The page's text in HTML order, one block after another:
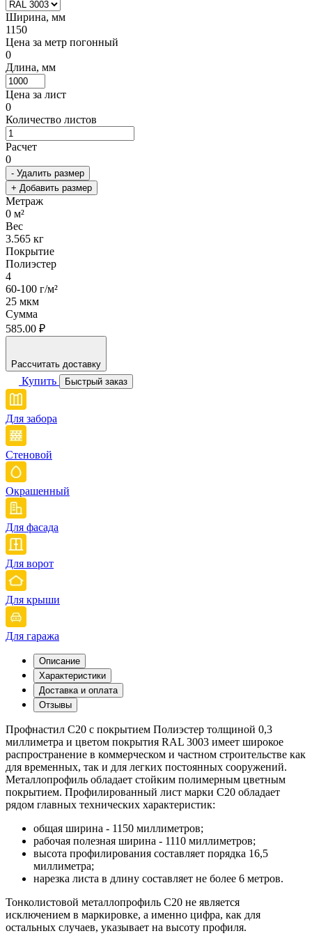
Ширина, мм
1150
Цена за метр погонный
0
Длина, мм
Цена за лист
0
Количество листов
Расчет
0
- Удалить размер
+ Добавить размер
Метраж
0 м²
Вес
3.565 кг
Покрытие
Полиэстер
4
60-100 г/м²
25 мкм
Сумма
585.00 ₽
Рассчитать доставку
Купить Быстрый заказ
Для забора
Стеновой
Окрашенный
Для фасада
Для ворот
Для крыши
Для гаража
Описание
Характеристики
Доставка и оплата
Отзывы
Профнастил С20 с покрытием Полиэстер толщиной 0,3
миллиметра и цветом покрытия RAL 3003 имеет широкое
распространение в коммерческом и частном строительстве как
для временных, так и для легких постоянных сооружений.
Металлопрофиль обладает стойким полимерным цветным
покрытием. Профилированный лист марки С20 обладает
рядом главных технических характеристик:
общая ширина - 1150 миллиметров;
рабочая полезная ширина - 1110 миллиметров;
высота профилирования составляет порядка 16,5
миллиметра;
нарезка листа в длину составляет не более 6 метров.
Тонколистовой металлопрофиль С20 не является
исключением в маркировке, а именно цифра, как для
остальных случаев, указывает на высоту профиля.